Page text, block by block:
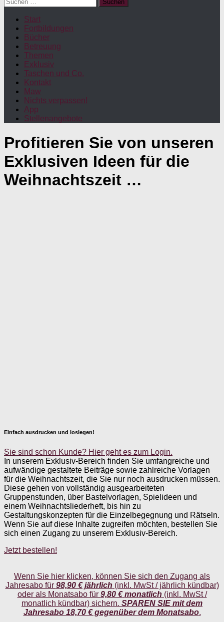
nach:
Start
Fortbildungen
Bücher
Betreuung
Themen
Exklusiv
Taschen und Co.
Kontakt
Maw
Nichts verpassen!
App
Stellenangebote
Profitieren Sie von unseren
Exklusiven Ideen für die
Weihnachtszeit …
Einfach ausdrucken und loslegen!
Sie sind schon Kunde? Hier geht es zum Login.
In unserem Exklusiv-Bereich finden Sie umfangreiche und
aufwändige gestaltete Beiträge sowie zahlreiche Vorlagen
für die Weihnachtszeit, die Sie nur noch ausdrucken müssen.
Diese gehen von vollständig ausgearbeiteten
Gruppenstunden, über Bastelvorlagen, Spielideen und
einem Weihnachtsliederheft, bis hin zu
Gestaltungskonzepten für die Einzelbegegnung und Rätseln.
Wenn Sie auf diese Inhalte zugreifen möchten, bestellen Sie
sich einen Zugang zu unserem Exklusiv-Bereich.
Jetzt bestellen!
Wenn Sie hier klicken, können Sie sich den Zugang als
Jahresabo für 98,90 € jährlich (inkl. MwSt / jährlich kündbar)
oder als Monatsabo für 9,80 € monatlich (inkl. MwSt /
monatlich kündbar) sichern. SPAREN SIE mit dem
Jahresabo 18,70 € gegenüber dem Monatsabo.